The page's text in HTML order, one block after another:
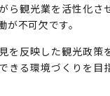
ら観光業を活性化さ
が不可欠です。
を反映した観光政策
きる環境づくりを目